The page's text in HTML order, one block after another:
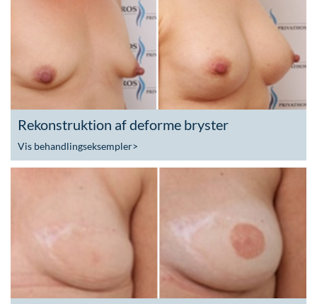
Rekonstruktion af deforme bryster
Vis behandlingseksempler>